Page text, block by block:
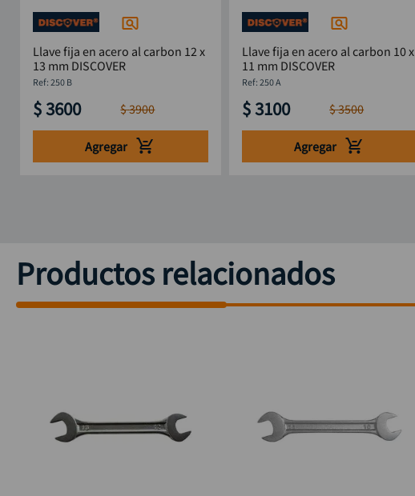
Llave fija en acero al carbon 12 x
13 mm DISCOVER
: 250 B
$3600 $3900
Agregar
Llave fija en acero al carbon 10 x
11 mm DISCOVER
: 250 A
$3100 $3500
Agregar
Productos relacionados